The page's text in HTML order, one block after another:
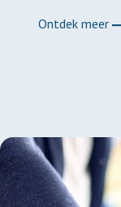
Ontdek meer